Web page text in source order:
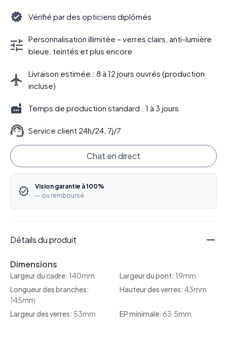
Vérifié par des opticiens diplômés
Personnalisation illimitée – verres clairs, anti-lumière
bleue, teintés et plus encore
Livraison estimée : 8 à 12 jours ouvrés (production
incluse)
Temps de production standard : 1 à 3 jours
Service client 24h/24, 7j/7
Chat en direct
Vision garantie à 100%
— ou remboursé.
Détails du produit
Dimensions
Largeur du cadre: 140mm Largeur du pont: 19mm
Longueur des branches:
145mm
Hauteur des verres: 43mm
Largeur des verres: 53mm EP minimale: 63.5mm